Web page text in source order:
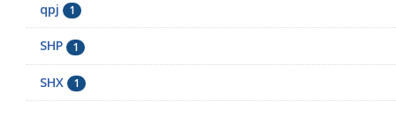
qpj 1
SHP 1
SHX 1